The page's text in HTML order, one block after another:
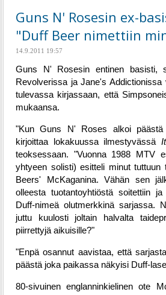
Guns N' Rosesin ex-
"Duff Beer nimettiin
14.9.2011 19:57
Guns N' Rosesin entinen basisti,
Revolverissa ja Jane's
tulevassa kirjassaan, että
mukaansa.
"Kun Guns N' Roses alkoi päästä
kirjoittaa lokakuussa ilmestyvässä
teoksessaan. "Vuonna 1988 MTV
yhtyeen solisti) esitteli minut
Beers' McKaganina. Vähän sen
olleesta tuotantoyhtiöstä soitettiin
Duff-nimeä olutmerkkinä sarjassa.
juttu kuulosti joltain halvalta
piirrettyjä aikuisille?"
"Enpä osannut aavistaa, että
päästä joka paikassa näkyisi Duff-
80-sivuinen englanninkielinen ote